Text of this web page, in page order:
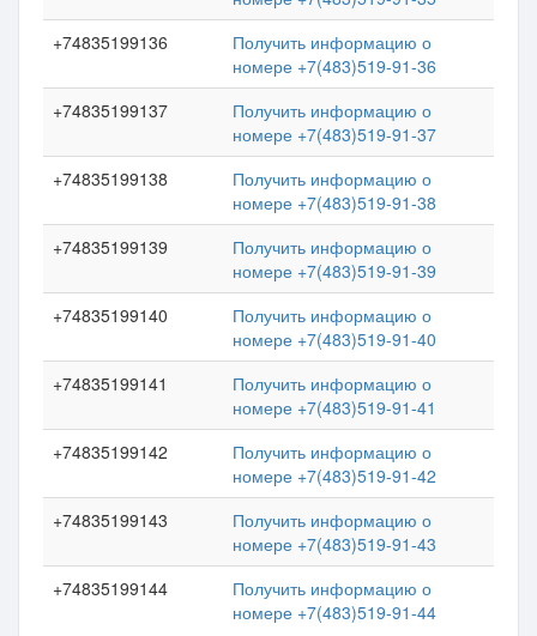
+74835199136
Получить информацию о
номере +7(483)519-91-36
+74835199137
Получить информацию о
номере +7(483)519-91-37
+74835199138
Получить информацию о
номере +7(483)519-91-38
+74835199139
Получить информацию о
номере +7(483)519-91-39
+74835199140
Получить информацию о
номере +7(483)519-91-40
+74835199141
Получить информацию о
номере +7(483)519-91-41
+74835199142
Получить информацию о
номере +7(483)519-91-42
+74835199143
Получить информацию о
номере +7(483)519-91-43
+74835199144
Получить информацию о
номере +7(483)519-91-44